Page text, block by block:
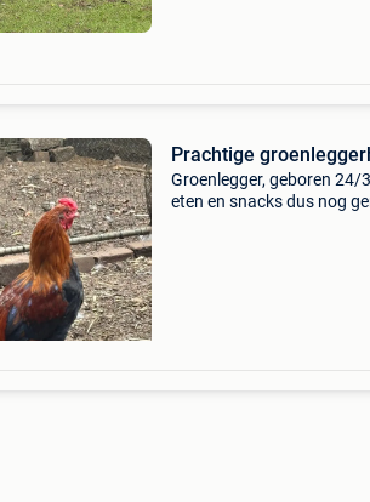
Prachtige
Groenlegger, geboren
eten en snacks dus nog